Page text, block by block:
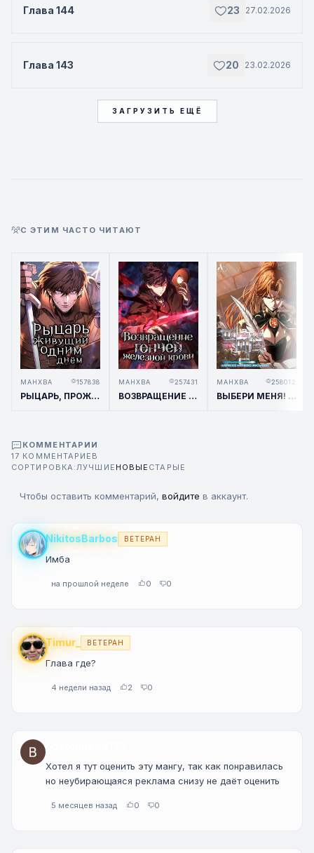
Глава 144 23 27.02.2026
Глава 143 20 23.02.2026
ЗАГРУЗИТЬ ЕЩЁ
С ЭТИМ ЧАСТО ЧИТАЮТ
МАНХВА 157838
РЫЦАРЬ, ПРОЖИВАЮЩИЙ ОДИН И ТОТ ЖЕ ДЕНЬ / A KNIGHT WHO LIVES FOR ONE DAY
МАНХВА 257431
ВОЗВРАЩЕНИЕ ЖЕЛЕЗНОКРОВНОЙ ГОНЧЕЙ / THE RETURN OF THE A IRON-BLOODED HOUND
МАНХВА 258012
ВЫБЕРИ МЕНЯ! / PICK ME UP!
КОММЕНТАРИИ
17 КОММЕНТАРИЕВ
СОРТИРОВКА: ЛУЧШИЕ НОВЫЕ СТАРЫЕ
Чтобы оставить комментарий, войдите в аккаунт.
NikitosBarbos ВЕТЕРАН
Имба
на прошлой неделе 0 0
Timur_ ВЕТЕРАН
Глава где?
4 недели назад 2 0
Хотел я тут оценить эту мангу, так как понравилась
но неубирающаяся реклама снизу не даёт оценить
5 месяцев назад 0 0